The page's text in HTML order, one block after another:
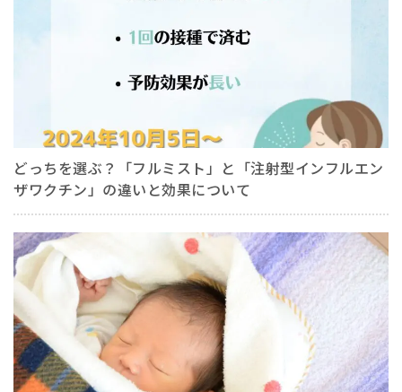
どっちを選ぶ？「フルミスト」と「注射型インフルエン
ザワクチン」の違いと効果について